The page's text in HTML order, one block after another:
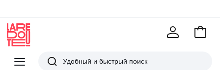
Меню
Redoute
Поиск
В